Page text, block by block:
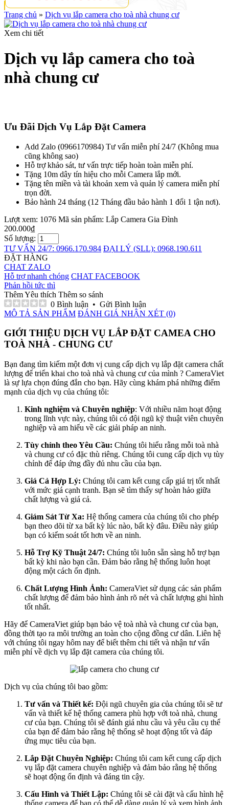
Trang chủ » Dịch vụ lắp camera cho toà nhà chung cư
Xem chi tiết
Dịch vụ lắp camera cho toà
nhà chung cư
Ưu Đãi Dịch Vụ Lắp Đặt Camera
Add Zalo (0966170984) Tư vấn miễn phí 24/7 (Không mua
cũng không sao)
Hỗ trợ khảo sát, tư vấn trực tiếp hoàn toàn miễn phí.
Tặng 10m dây tín hiệu cho mỗi Camera lắp mới.
Tặng tên miền và tài khoản xem và quản lý camera miễn phí
trọn đời.
Bảo hành 24 tháng (12 Tháng đầu bảo hành 1 đổi 1 tận nơi).
Lượt xem: 1076 Mã sản phẩm: Lắp Camera Gia Đình
200.000₫
Số lượng:
TƯ VẤN 24/7: 0966.170.984 ĐẠI LÝ (SLL): 0968.190.611
ĐẶT HÀNG
CHAT ZALO
Hỗ trợ nhanh chóng CHAT FACEBOOK
Phản hồi tức thì
Thêm Yêu thích Thêm so sánh
0 Bình luận • Gửi Bình luận
MÔ TẢ SẢN PHẨM ĐÁNH GIÁ NHẬN XÉT (0)
GIỚI THIỆU DỊCH VỤ LẮP ĐẶT CAMEA CHO
TOÀ NHÀ - CHUNG CƯ
Bạn đang tìm kiếm một đơn vị cung cấp dịch vụ lắp đặt camera chất
lượng để triển khai cho toà nhà và chung cư của mình ? CameraViet
là sự lựa chọn đúng đắn cho bạn. Hãy cùng khám phá những điểm
mạnh của dịch vụ của chúng tôi:
Kinh nghiệm và Chuyên nghiệp: Với nhiều năm hoạt động
trong lĩnh vực này, chúng tôi có đội ngũ kỹ thuật viên chuyên
nghiệp và am hiểu về các giải pháp an ninh.
Tùy chỉnh theo Yêu Cầu: Chúng tôi hiểu rằng mỗi toà nhà
và chung cư có đặc thù riêng. Chúng tôi cung cấp dịch vụ tùy
chỉnh để đáp ứng đầy đủ nhu cầu của bạn.
Giá Cả Hợp Lý: Chúng tôi cam kết cung cấp giá trị tốt nhất
với mức giá cạnh tranh. Bạn sẽ tìm thấy sự hoàn hảo giữa
chất lượng và giá cả.
Giám Sát Từ Xa: Hệ thống camera của chúng tôi cho phép
bạn theo dõi từ xa bất kỳ lúc nào, bất kỳ đâu. Điều này giúp
bạn có kiểm soát tốt hơn về an ninh.
Hỗ Trợ Kỹ Thuật 24/7: Chúng tôi luôn sẵn sàng hỗ trợ bạn
bất kỳ khi nào bạn cần. Đảm bảo rằng hệ thống luôn hoạt
động một cách ổn định.
Chất Lượng Hình Ảnh: CameraViet sử dụng các sản phẩm
chất lượng để đảm bảo hình ảnh rõ nét và chất lượng ghi hình
tốt nhất.
Hãy để CameraViet giúp bạn bảo vệ toà nhà và chung cư của bạn,
đồng thời tạo ra môi trường an toàn cho cộng đồng cư dân. Liên hệ
với chúng tôi ngay hôm nay để biết thêm chi tiết và nhận tư vấn
miễn phí về dịch vụ lắp đặt camera của chúng tôi.
Dịch vụ của chúng tôi bao gồm:
Tư vấn và Thiết kế: Đội ngũ chuyên gia của chúng tôi sẽ tư
vấn và thiết kế hệ thống camera phù hợp với toà nhà, chung
cư của bạn. Chúng tôi sẽ đánh giá nhu cầu và yêu cầu cụ thể
của bạn để đảm bảo rằng hệ thống sẽ hoạt động tốt và đáp
ứng mục tiêu của bạn.
Lắp Đặt Chuyên Nghiệp: Chúng tôi cam kết cung cấp dịch
vụ lắp đặt camera chuyên nghiệp và đảm bảo rằng hệ thống
sẽ hoạt động ổn định và đáng tin cậy.
Cấu Hình và Thiết Lập: Chúng tôi sẽ cài đặt và cấu hình hệ
thống camera để bạn có thể dễ dàng quản lý và xem hình ảnh